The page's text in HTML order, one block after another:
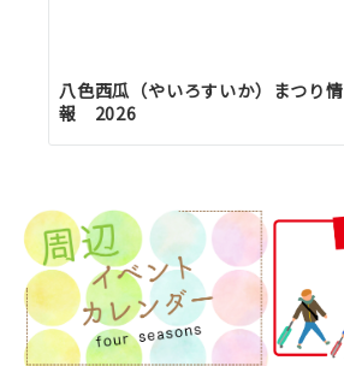
八色西瓜（やいろすいか）まつり情
報 2026